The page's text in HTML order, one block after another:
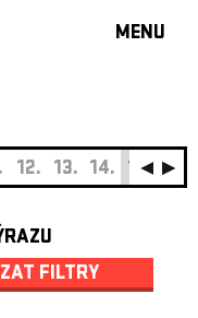
MENU
JAZZ
DIVADLO
OFF
12. 13. 14. 15. 16.
FILTRY